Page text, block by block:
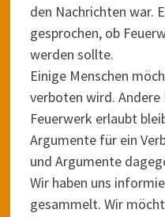
den Nachrichten war.
gesprochen, ob
werden sollte.
Einige Menschen
verboten wird. Andere
Feuerwerk erlaubt
Argumente für ein
und Argumente
Wir haben uns
gesammelt. Wir